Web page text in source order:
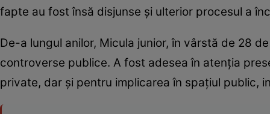
fapte au fost însă disjunse și ulterior procesul a
De-a lungul anilor, Micula junior, în vârstă de 28
controverse publice. A fost adesea în atenția
private, dar și pentru implicarea în spațiul public,